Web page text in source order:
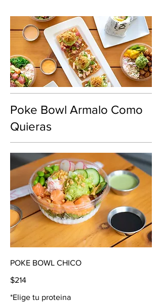
Poke Bowl Armalo Como
Quieras
POKE BOWL CHICO
$214
*Elige tu proteina